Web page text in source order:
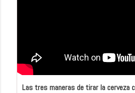
Las tres maneras de tirar la cerveza